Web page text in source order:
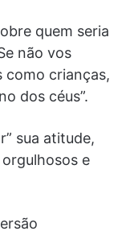
quem seria
não vos
como crianças,
dos céus”.
sua atitude,
e